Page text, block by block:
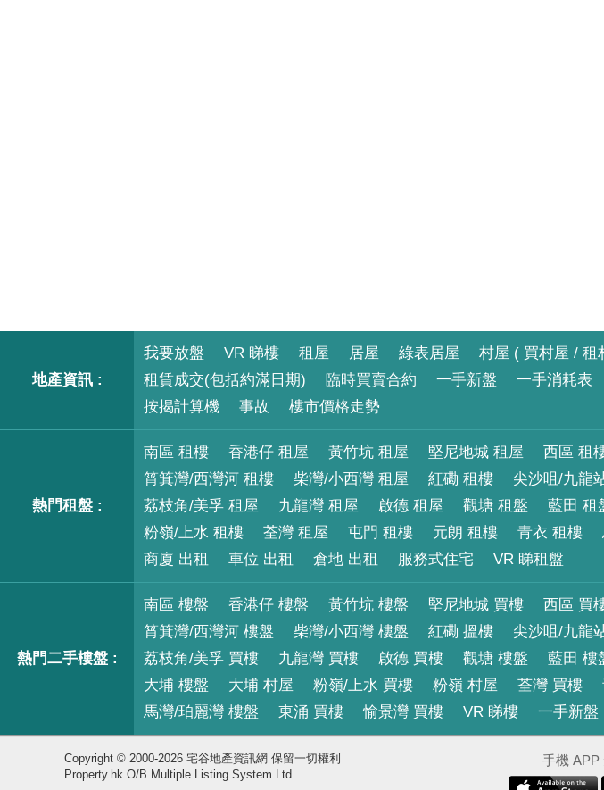
地產資訊 :
我要放盤 VR 睇樓 租屋 居屋 綠表居屋 村屋 ( 買村屋 / 租
租賃成交(包括約滿日期)
臨時買賣合約 一手新盤 一手消耗表
按揭計算機
事故 樓市價格走勢
熱門租盤 :
南區 租樓 香港仔 租屋 黃竹坑 租屋 堅尼地城 租屋 西區 租
筲箕灣/西灣河 租樓
柴灣/小西灣 租屋 紅磡 租樓 尖沙咀/九龍
荔枝角/美孚 租屋
九龍灣 租屋 啟德 租屋 觀塘 租盤 藍田 租
粉嶺/上水 租樓
荃灣 租屋 屯門 租樓 元朗 租樓 青衣 租樓
商廈 出租
車位 出租 倉地 出租 服務式住宅 VR 睇租盤
熱門二手樓盤 :
南區 樓盤 香港仔 樓盤 黃竹坑 樓盤 堅尼地城 買樓 西區 買
筲箕灣/西灣河 樓盤
柴灣/小西灣 樓盤 紅磡 搵樓 尖沙咀/九龍
荔枝角/美孚 買樓
九龍灣 買樓 啟德 買樓 觀塘 樓盤 藍田 樓
大埔 樓盤
大埔 村屋 粉嶺/上水 買樓 粉嶺 村屋 荃灣 買樓
馬灣/珀麗灣 樓盤
東涌 買樓 愉景灣 買樓 VR 睇樓 一手新盤
Copyright © 2000-2026 宅谷地產資訊網 保留一切權利
Property.hk O/B Multiple Listing System Ltd.
手機 APP